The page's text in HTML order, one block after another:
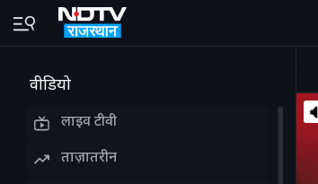
वीडियो
लाइव टीवी
ताज़ातरीन